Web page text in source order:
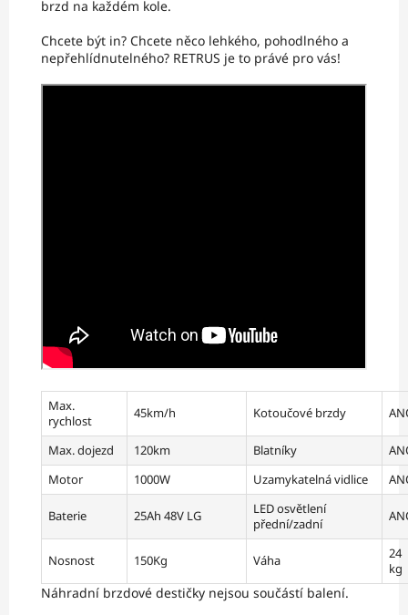
brzd na každém kole.
Chcete být in? Chcete něco lehkého, pohodlného a
nepřehlídnutelného? RETRUS je to právé pro vás!
Max.
rychlost
45km/h Kotoučové brzdy
Max. dojezd 120km Blatníky
Motor
1000W Uzamykatelná vidlice
Baterie 25Ah 48V LG
LED osvětlení
přední/zadní
Nosnost 150Kg Váha
24
kg
Náhradní brzdové destičky nejsou součástí balení.